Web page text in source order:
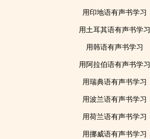
用印地语有声书学习
用土耳其语有声书学习
用韩语有声书学习
用阿拉伯语有声书学习
用瑞典语有声书学习
用波兰语有声书学习
用荷兰语有声书学习
用挪威语有声书学习